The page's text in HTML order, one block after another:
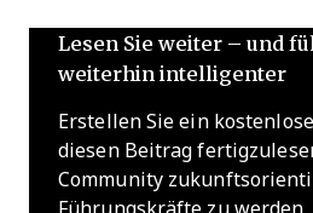
Lesen Sie weiter – und
weiterhin intelligenter
Erstellen Sie ein
diesen Beitrag
Community
Führungskräfte zu werden,